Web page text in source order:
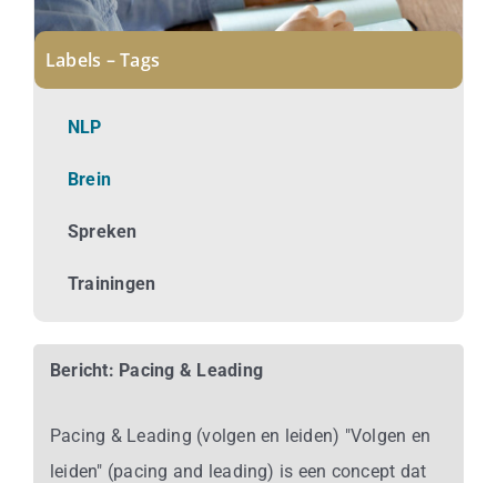
Kennisbank
Labels – Tags
NLP
Brein
Spreken
Trainingen
Bericht: Pacing & Leading
Pacing & Leading (volgen en leiden) "Volgen en
leiden" (pacing and leading) is een concept dat